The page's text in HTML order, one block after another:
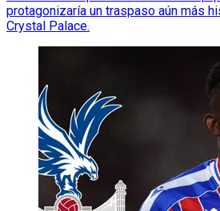
protagonizaría un traspaso aún más
Crystal Palace.